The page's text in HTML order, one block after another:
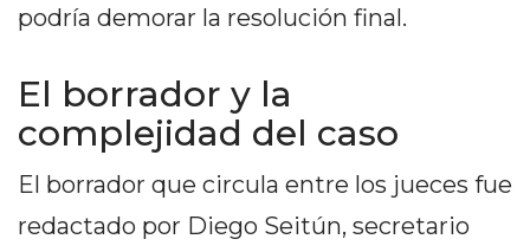
MAPA
SITIO
TAPA
DEL
podría demorar la resolución final.
El borrador y la
complejidad del caso
El borrador que circula entre los jueces fue
redactado por Diego Seitún, secretario